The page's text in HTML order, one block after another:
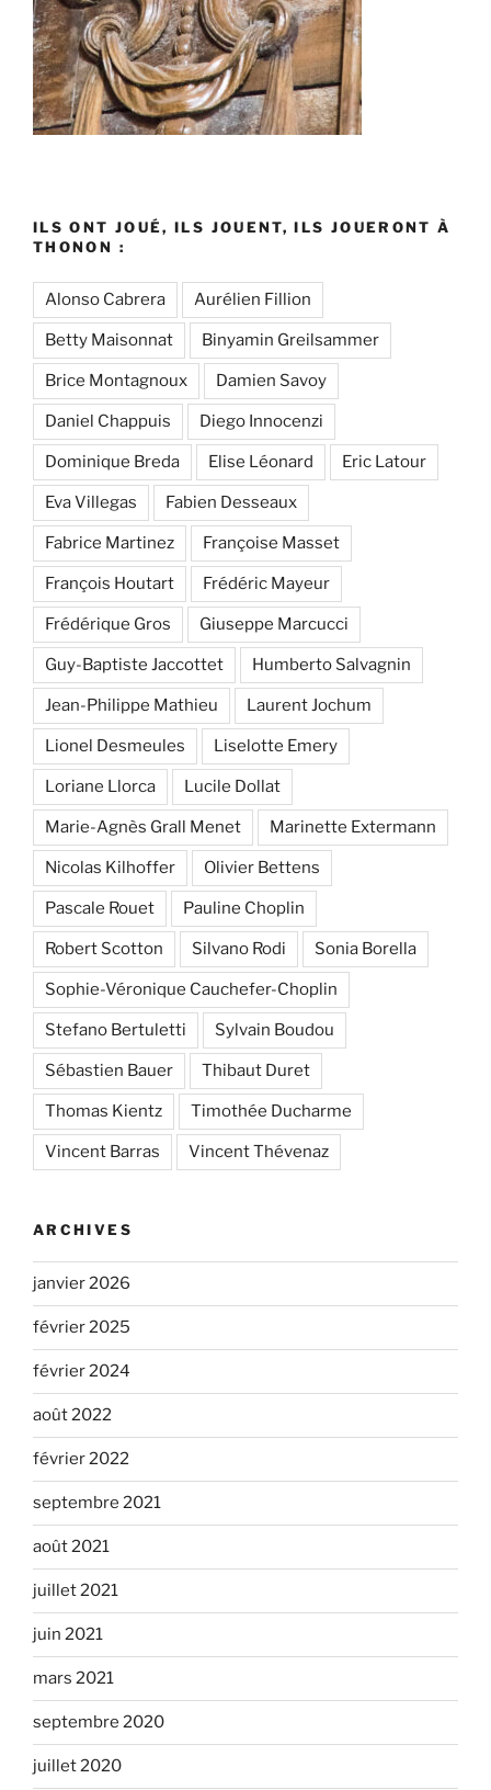
ILS ONT JOUÉ, ILS JOUENT, ILS JOUERONT À
THONON :
Alonso Cabrera Aurélien Fillion
Betty Maisonnat Binyamin Greilsammer
Brice Montagnoux Damien Savoy
Daniel Chappuis Diego Innocenzi
Dominique Breda Elise Léonard Eric Latour
Eva Villegas Fabien Desseaux
Fabrice Martinez Françoise Masset
François Houtart Frédéric Mayeur
Frédérique Gros Giuseppe Marcucci
Guy-Baptiste Jaccottet Humberto Salvagnin
Jean-Philippe Mathieu Laurent Jochum
Lionel Desmeules Liselotte Emery
Loriane Llorca Lucile Dollat
Marie-Agnès Grall Menet Marinette Extermann
Nicolas Kilhoffer Olivier Bettens
Pascale Rouet Pauline Choplin
Robert Scotton Silvano Rodi Sonia Borella
Sophie-Véronique Cauchefer-Choplin
Stefano Bertuletti Sylvain Boudou
Sébastien Bauer Thibaut Duret
Thomas Kientz Timothée Ducharme
Vincent Barras Vincent Thévenaz
ARCHIVES
janvier 2026
février 2025
février 2024
août 2022
février 2022
septembre 2021
août 2021
juillet 2021
juin 2021
mars 2021
septembre 2020
juillet 2020